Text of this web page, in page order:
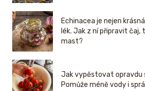
Echinacea je nejen
lék. Jak z ní připravit čaj,
mast?
Jak vypěstovat opravdu
Pomůže méně vody i